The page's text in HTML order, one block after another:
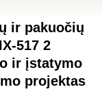
ir pakuočių
517 2
ir įstatymo
projektas